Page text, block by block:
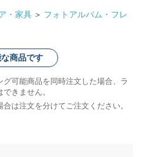
・家具 ＞ フォトアルバム・フレ
商品です
可能商品を同時注文した場合、ラ
きません。
は注文を分けてご注文ください。